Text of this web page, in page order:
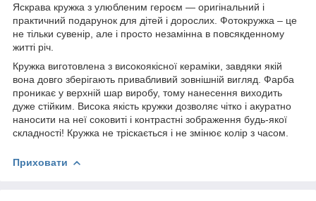
Яскрава кружка з улюбленим героєм ― оригінальний і
практичний подарунок для дітей і дорослих. Фотокружка – це
не тільки сувенір, але і просто незамінна в повсякденному
житті річ.
Кружка виготовлена з високоякісної кераміки, завдяки якій
вона довго зберігають привабливий зовнішній вигляд. Фарба
проникає у верхній шар виробу, тому нанесення виходить
дуже стійким. Висока якість кружки дозволяє чітко і акуратно
наносити на неї соковиті і контрастні зображення будь-якої
складності! Кружка не тріскається і не змінює колір з часом.
Приховати